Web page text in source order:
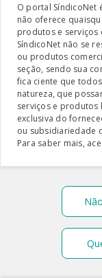
O portal SíndicoNet
não oferece
produtos e serviços
SíndicoNet não se
ou produtos
seção, sendo sua
fica ciente que
natureza, que
serviços e produtos
exclusiva do
ou subsidiariedade
Para saber mais,